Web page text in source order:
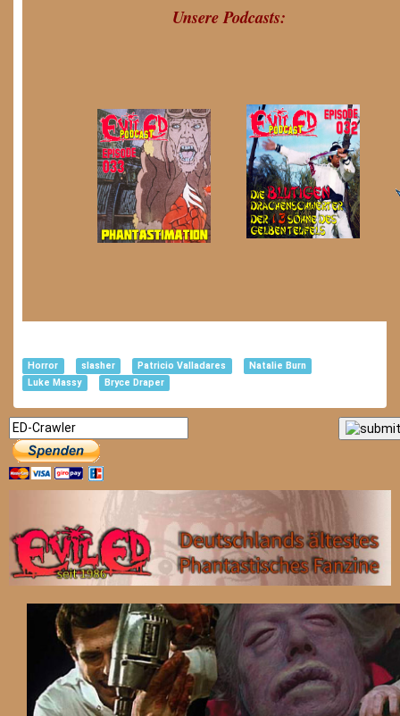
Unsere Podcasts:
Horror slasher Patricio Valladares
Natalie Burn
Luke Massy
Bryce Draper